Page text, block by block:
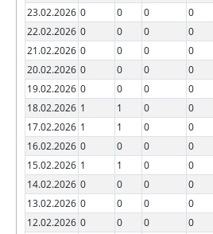
23.02.2026 0 0 0 0
22.02.2026 0 0 0 0
21.02.2026 0 0 0 0
20.02.2026 0 0 0 0
19.02.2026 0 0 0 0
18.02.2026 1 1 0 0
17.02.2026 1 1 0 0
16.02.2026 0 0 0 0
15.02.2026 1 1 0 0
14.02.2026 0 0 0 0
13.02.2026 0 0 0 0
12.02.2026 0 0 0 0